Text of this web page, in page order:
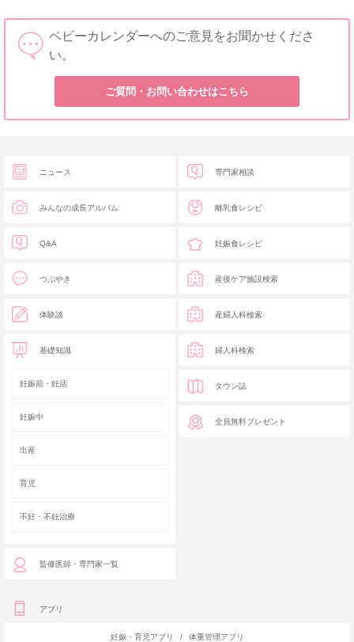
ベビーカレンダーへのご意見をお聞かせくださ
い。
ご質問・お問い合わせはこちら
ニュース
みんなの成長アルバム
Q&A
つぶやき
体験談
基礎知識
妊娠前・妊活
妊娠中
出産
育児
不妊・不妊治療
監修医師・専門家一覧
専門家相談
離乳食レシピ
妊娠食レシピ
産後ケア施設検索
産婦人科検索
婦人科検索
タウン誌
全員無料プレゼント
アプリ
妊娠・育児アプリ / 体重管理アプリ